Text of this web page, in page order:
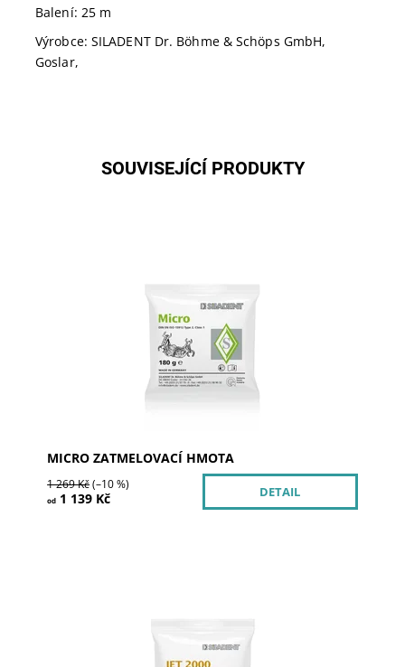
Balení: 25 m
Výrobce: SILADENT Dr. Böhme & Schöps GmbH,
Goslar,
SOUVISEJÍCÍ PRODUKTY
korunek a můstků.
Skladem >5
102201
SILADENT
MICRO ZATMELOVACÍ HMOTA
1 269 Kč(–10 %)
od 1 139 Kč DETAIL
Zatmelovací hmota JET 2000 může být vkládána do
předehřáté pece s teplotou až do 1050 °C. Často je
JET 2000 používáná při velmi krátkých...